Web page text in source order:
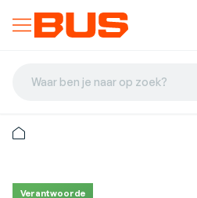
Waar ben je naar op zoek?
Verantwoorde